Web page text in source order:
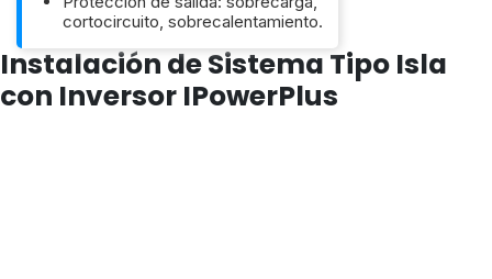
cortocircuito, sobrecalentamiento.
Instalación de Sistema Tipo Isla
con Inversor IPowerPlus